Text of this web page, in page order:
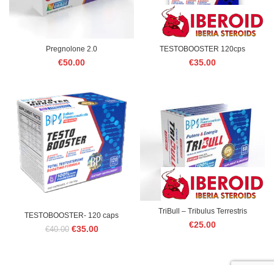
Pregnolone 2.0
€50.00
TESTOBOOSTER 120cps
€35.00
TESTOBOOSTER- 120 caps
€40.00 Le
€35.00Le
TriBull – Tribulus Terrestris
€25.00